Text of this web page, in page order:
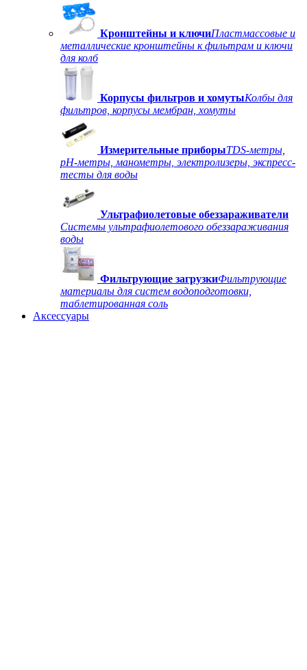
Кронштейны и ключиПластмассовые и
металлические кронштейны к фильтрам и ключи
для колб
Корпусы фильтров и хомутыКолбы для
фильтров, корпусы мембран, хомуты
Измерительные приборыTDS-метры,
рН-метры, манометры, электролизеры, экспресс-
тесты для воды
Ультрафиолетовые обеззараживатели
Системы ультрафиолетового обеззараживания
воды
Фильтрующие загрузкиФильтрующие
материалы для систем водоподготовки,
таблетированная соль
Аксессуары